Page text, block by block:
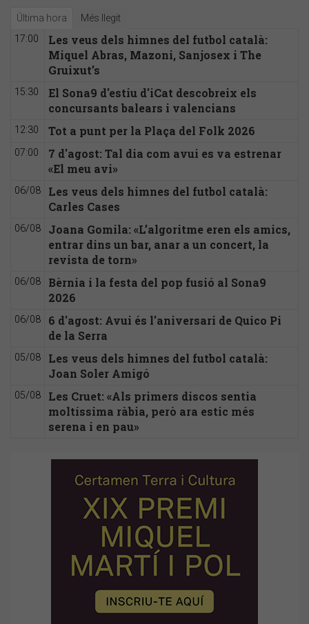
Última hora Més llegit
17:00
Les veus dels himnes del futbol català:
Miquel Abras, Mazoni, Sanjosex i The
Gruixut’s
15:30
El Sona9 d'estiu d'iCat descobreix els
concursants balears i valencians
12:30 Tot a punt per la Plaça del Folk 2026
07:00
7 d'agost: Tal dia com avui es va estrenar
«El meu avi»
06/08
Les veus dels himnes del futbol català:
Carles Cases
06/08
Joana Gomila: «L’algoritme eren els amics,
entrar dins un bar, anar a un concert, la
revista de torn»
06/08
Bèrnia i la festa del pop fusió al Sona9
2026
06/08
6 d'agost: Avui és l'aniversari de Quico Pi
de la Serra
05/08
Les veus dels himnes del futbol català:
Joan Soler Amigó
05/08
Les Cruet: «Als primers discos sentia
moltíssima ràbia, però ara estic més
serena i en pau»